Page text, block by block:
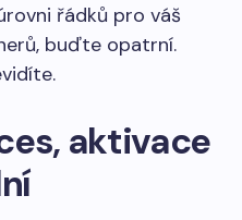
řádků pro váš
buďte opatrní.
aktivace